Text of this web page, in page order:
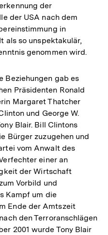
der
der USA nach dem
in
als so unspektakulär,
genommen wird.
Beziehungen gab es
Präsidenten Ronald
Margaret Thatcher
und George W.
Blair. Bill Clintons
Bürger zuzugehen und
vom Anwalt des
einer an
der Wirtschaft
Vorbild und
Kampf um die
Ende der Amtszeit
den Terroranschlägen
2001 wurde Tony Blair